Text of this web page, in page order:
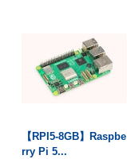
【RPI5-8GB】Raspbe
rry Pi 5...